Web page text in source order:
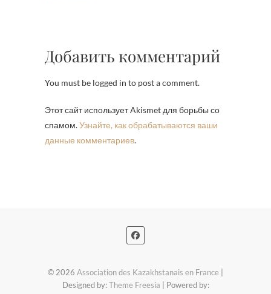
Добавить комментарий
You must be logged in to post a comment.
Этот сайт использует Akismet для борьбы со
спамом.Узнайте, как обрабатываются ваши
данные комментариев.
© 2026 Association des Kazakhstanais en France
Designed by:Theme Freesia | Powered by: